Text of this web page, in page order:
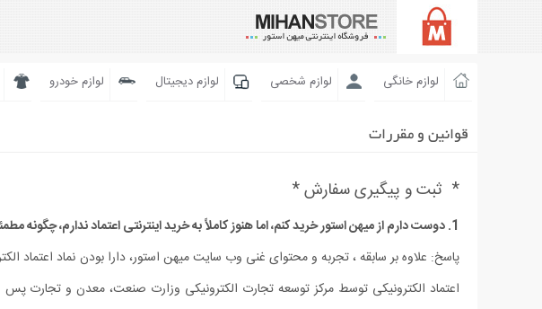
لوازم خانگی لوازم شخصی لوازم دیجیتال لوازم خودرو
قوانین و مقررات
* ثبت و پیگیری سفارش *
1. دوست دارم از میهن استور خرید کنم، اما هنوز کاملاً به خرید اینترنتی اعتماد ندارم، چگونه مطمئن باشم که پس از خرید، کالا به دست من می‌رسد؟
پاسخ: علاوه بر سابقه ، تجربه و محتوای غنی وب سایت میهن استور، دارا بودن نماد اعتماد
اعتماد الکترونیکی توسط مرکز توسعه تجارت الکترونیکی وزارت صنعت، معدن و تجارت پس